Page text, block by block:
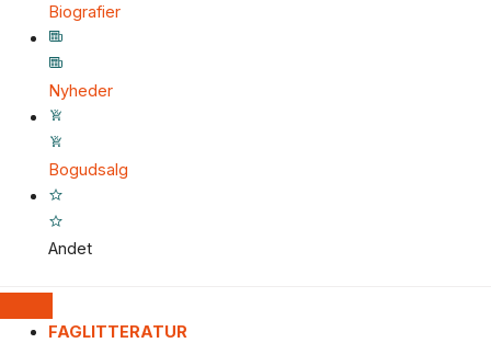
Biografier
Nyheder
Bogudsalg
Andet
FAGLITTERATUR